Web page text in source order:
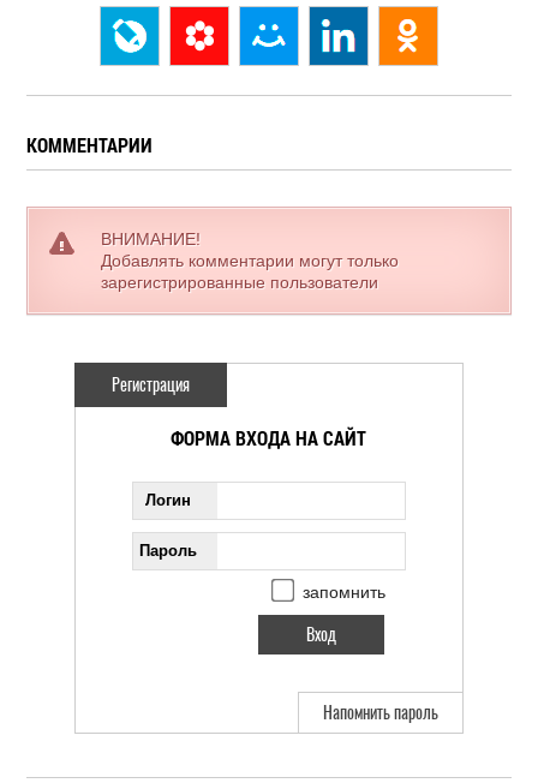
КОММЕНТАРИИ
ВНИМАНИЕ!
Добавлять комментарии могут только
зарегистрированные пользователи
Регистрация
ФОРМА ВХОДА НА САЙТ
Логин
Пароль
запомнить
Напомнить пароль